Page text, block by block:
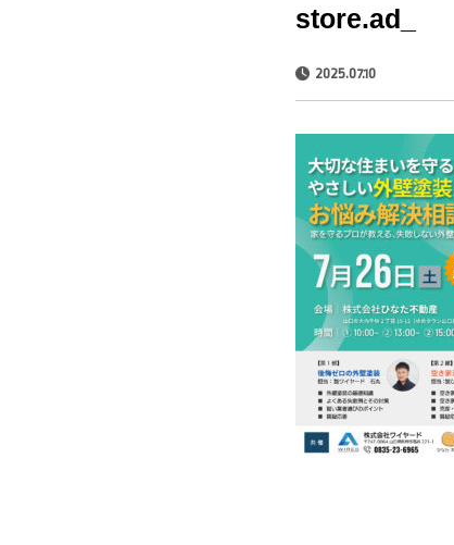
store.ad_
2025.07.10